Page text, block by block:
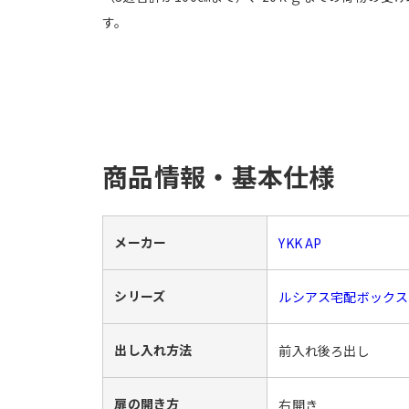
す。
商品情報・基本仕様
メーカー YKK AP
シリーズ ルシアス宅配ボック
出し入れ方法 前入れ後ろ出し
扉の開き方 右開き